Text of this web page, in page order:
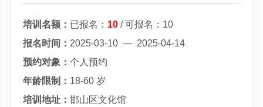
培训名额： 已报名： 10/ 可报名：10
报名时间： 2025-03-10 — 2025-04-14
预约对象： 个人预约
年龄限制： 18-60 岁
培训地址： 邯山区文化馆